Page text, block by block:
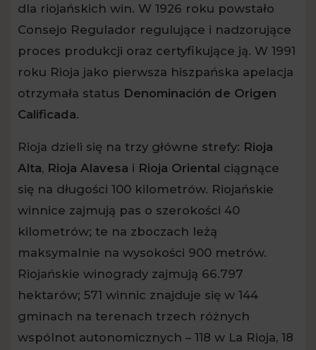
dla riojańskich win. W 1926 roku powstało
Consejo Regulador regulujące i nadzorujące
proces produkcji oraz certyfikujące ją. W 1991
roku Rioja jako pierwsza hiszpańska apelacja
otrzymała status Denominación de Origen
Calificada.
Rioja dzieli się na trzy główne strefy: Rioja
Alta, Rioja Alavesa i Rioja Oriental ciągnące
się na długości 100 kilometrów. Riojańskie
winnice zajmują pas o szerokości 40
kilometrów; te na zboczach leżą
maksymalnie na wysokości 900 metrów.
Riojańskie winogrady zajmują 66.797
hektarów; 571 winnic znajduje się w 144
gminach na terenach trzech różnych
wspólnot autonomicznych – 118 w La Rioja, 18